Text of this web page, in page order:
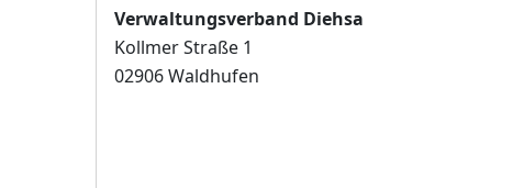
Verwaltungsverband Diehsa
Kollmer Straße 1
02906 Waldhufen